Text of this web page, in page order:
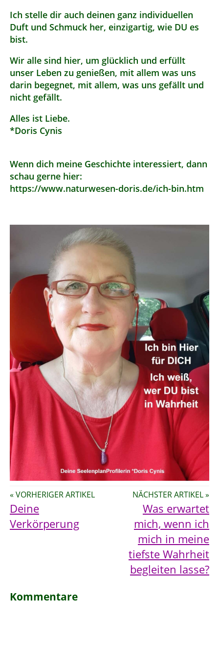
Ich stelle dir auch deinen ganz individuellen
Duft und Schmuck her, einzigartig, wie DU es
bist.
Wir alle sind hier, um glücklich und erfüllt
unser Leben zu genießen, mit allem was uns
darin begegnet, mit allem, was uns gefällt und
nicht gefällt.
Alles ist Liebe.
*Doris Cynis
Wenn dich meine Geschichte interessiert, dann
schau gerne hier:
https://www.naturwesen-doris.de/ich-bin.htm
« VORHERIGER ARTIKEL
Deine
Verkörperung
NÄCHSTER ARTIKEL »
Was erwartet
mich, wenn ich
mich in meine
tiefste Wahrheit
begleiten lasse?
Kommentare